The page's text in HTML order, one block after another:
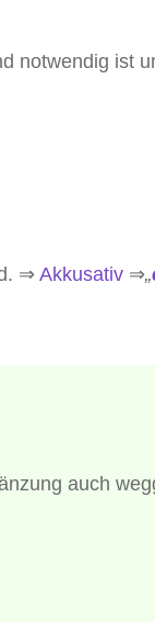
notwendig ist
⇒ Akkusativ ⇒„
auch